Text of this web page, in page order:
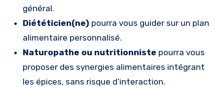
général.
Diététicien(ne) pourra vous guider sur un plan
alimentaire personnalisé.
Naturopathe ou nutritionniste pourra vous
proposer des synergies alimentaires intégrant
les épices, sans risque d’interaction.